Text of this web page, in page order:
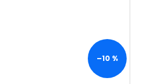
–10 %